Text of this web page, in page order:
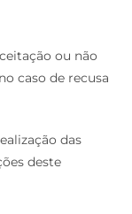
ou não
caso de recusa
das
deste